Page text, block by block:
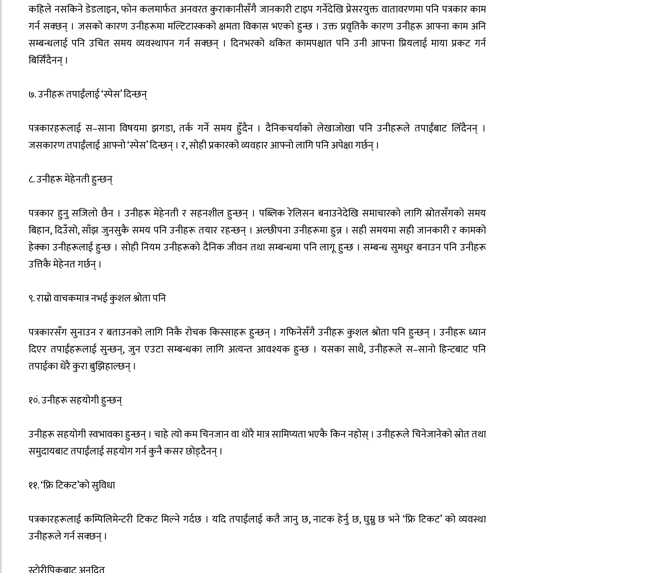
कहिले नसकिने डेडलाइन, फोन कलमार्फत अनवरत कुराकानीसँगै जानकारी टाइप गर्नेदेखि प्रेसरयुक्त वातावरणमा पनि पत्रकार काम
गर्न सक्छन् । जसको कारण उनीहरूमा मल्टिटास्कको क्षमता विकास भएकाे हुन्छ । उक्त प्रवृतिकै कारण उनीहरू आफ्ना काम अनि
सम्बन्धलाई पनि उचित समय व्यवस्थापन गर्न सक्छन् । दिनभरको थकित कामपश्चात पनि उनी आफ्ना प्रियलाई माया प्रकट गर्न
बिर्सिंदैनन् ।
७. उनीहरू तपाईंलाई ‘स्पेस’ दिन्छन्
पत्रकारहरूलाई स–साना विषयमा झगडा, तर्क गर्ने समय हुँदैन । दैनिकचर्याको लेखाजोखा पनि उनीहरूले तपाईंबाट लिँदैनन् ।
जसकारण तपाईंलाई आफ्नो ‘स्पेस’ दिन्छन् । र, सोही प्रकारको व्यवहार आफ्नो लागि पनि अपेक्षा गर्छन् ।
८. उनीहरू मेहेनती हुन्छन्
पत्रकार हुनु सजिलो छैन । उनीहरू मेहेनती र सहनशील हुन्छन् । पब्लिक रेलिसन बनाउनेदेखि समाचारको लागि स्रोतसँगको समय
बिहान, दिउँसो, साँझ जुनसुकै समय पनि उनीहरू तयार रहन्छन् । अल्छीपना उनीहरूमा हुन्न । सही समयमा सही जानकारी र कामको
हेक्का उनीहरूलाई हुन्छ । सोही नियम उनीहरूको दैनिक जीवन तथा सम्बन्धमा पनि लागू हुन्छ । सम्बन्ध सुमधुर बनाउन पनि उनीहरू
उत्तिकै मेहेनत गर्छन् ।
९. राम्रो वाचकमात्र नभई कुशल श्रोता पनि
पत्रकारसँग सुनाउन र बताउनको लागि निकै राेचक किस्साहरू हुन्छन् । गफिनेसँगै उनीहरू कुशल श्रोता पनि हुन्छन् । उनीहरू ध्यान
दिएर तपाईंहरूलाई सुन्छन्, जुन एउटा सम्बन्धका लागि अत्यन्त आवश्यक हुन्छ । यसका साथै, उनीहरूले स–सानो हिन्टबाट पनि
तपाईका धेरै कुरा बुझिहाल्छन् ।
१०ं. उनीहरू सहयोगी हुन्छन्
उनीहरू सहयोगी स्वभावका हुन्छन् । चाहे त्यो कम चिनजान वा थोरै मात्र सामिप्यता भएकै किन नहोस् । उनीहरूले चिनेजानेकाे स्रोत तथा
समुदायबाट तपाईंलाई सहयोग गर्न कुनै कसर छोड्दैनन् ।
११. ‘फ्रि टिकट’को सुविधा
पत्रकारहरूलाई कम्पिलिमेन्टरी टिकट मिल्ने गर्दछ । यदि तपाईंलाई कतै जानु छ, नाटक हेर्नु छ, घुम्नु छ भने ‘फ्रि टिकट’ काे व्यवस्था
उनीहरूले गर्न सक्छन् ।